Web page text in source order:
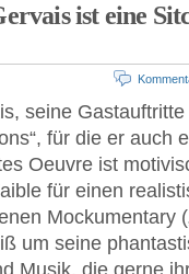
ist eine
seine Gastauftritte
für die er auch
Oeuvre ist
für einen
Mockumentary
um seine
Musik, die gerne